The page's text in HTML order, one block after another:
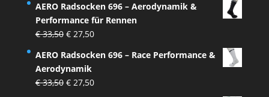
AERO Radsocken 696 – Aerodynamik &
Performance für Rennen
€33,50 Ursprünglicher
war:
€ 33,50
€27,50Aktueller
ist:
AERO Radsocken 696 – Race Performance &
Aerodynamik
€33,50 Ursprünglicher
€27,50Aktueller